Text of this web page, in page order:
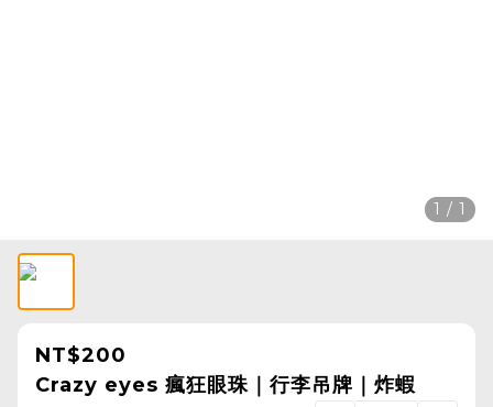
1 / 1
NT$200
Crazy eyes 瘋狂眼珠｜行李吊牌｜炸蝦